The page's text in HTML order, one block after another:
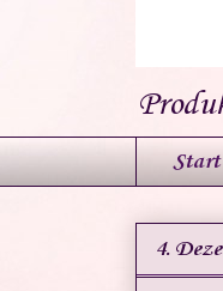
Start
4.